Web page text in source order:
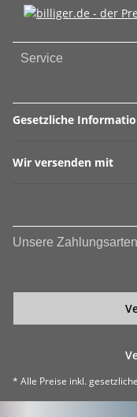
Service
Gesetzliche
Wir versenden mit
Unsere Zahlungsarten
* Alle Preise inkl.